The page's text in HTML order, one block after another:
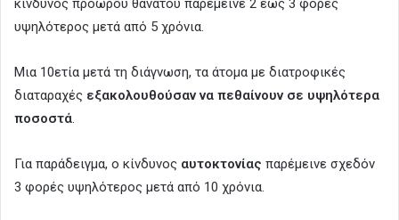
κίνδυνος πρόωρου θανάτου παρέμεινε 2 έως 3 φορές
υψηλότερος μετά από 5 χρόνια.
Μια 10ετία μετά τη διάγνωση, τα άτομα με διατροφικές
διαταραχές εξακολουθούσαν να πεθαίνουν σε υψηλότερα
ποσοστά.
Για παράδειγμα, ο κίνδυνος αυτοκτονίας παρέμεινε σχεδόν
3 φορές υψηλότερος μετά από 10 χρόνια.